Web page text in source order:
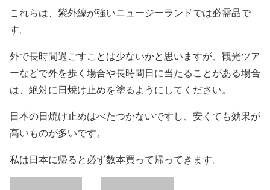
これらは、紫外線が強いニュージーランドでは必需品で
す。
外で長時間過ごすことは少ないかと思いますが、観光ツア
ーなどで外を歩く場合や長時間日に当たることがある場合
は、絶対に日焼け止めを塗るようにしてください。
日本の日焼け止めはべたつかないですし、安くても効果が
高いものが多いです。
私は日本に帰ると必ず数本買って帰ってきます。